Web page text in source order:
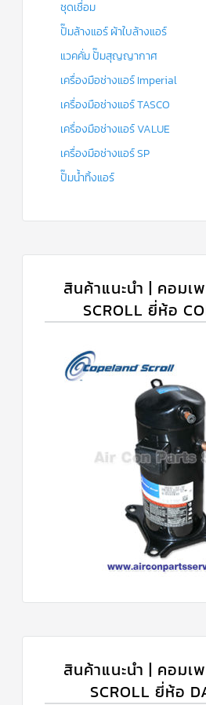
ชุดเชื่อม
ปั๊มล้างแอร์ ผ้าใบล้างแอร์
แวคคั่ม ปั๊มสุญญากาศ
เครื่องมือช่างแอร์ Imperial
เครื่องมือช่างแอร์ TASCO
เครื่องมือช่างแอร์ VALUE
เครื่องมือช่างแอร์ SP
ปั๊มน้ำทิ้งแอร์
สินค้าแนะนำ | คอมเ
SCROLL ยี่ห้อ
สินค้าแนะนำ | คอมเ
SCROLL ยี่ห้อ